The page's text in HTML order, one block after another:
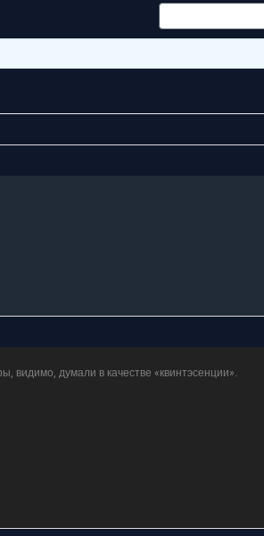
видимо, думали в качестве «квинтэсенции».